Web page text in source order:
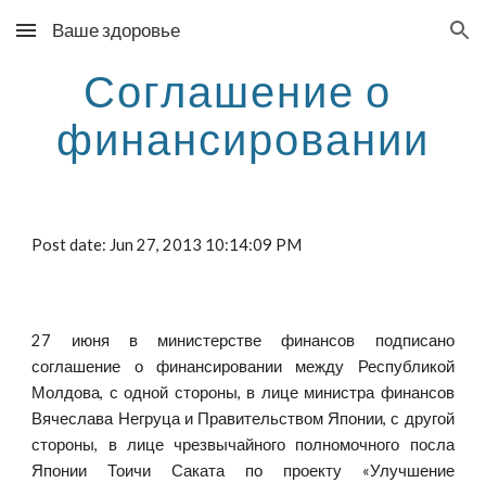
Skip to main content Skip to navigation
Ваше здоровье
Соглашение о
финансировании
Post date: Jun 27, 2013 10:14:09 PM
27 июня в министерстве финансов подписано
соглашение о финансировании между Республикой
Молдова, с одной стороны, в лице министра финансов
Вячеслава Негруца и Правительством Японии, с другой
стороны, в лице чрезвычайного полномочного посла
Японии Тоичи Саката по проекту «Улучшение